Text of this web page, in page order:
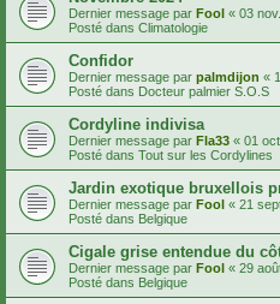
Dernier message par Fool « 03
Posté dans Climatologie
Confidor
Dernier message par palmdijon «
Posté dans Docteur palmier S.O.S
Cordyline indivisa
Dernier message par Fla33 « 01
Posté dans Tout sur les Cordylines
Jardin exotique bruxellois
Dernier message par Fool « 21
Posté dans Belgique
Cigale grise entendue du
Dernier message par Fool « 29
Posté dans Belgique